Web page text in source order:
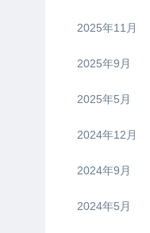
2025年11月
2025年9月
2025年5月
2024年12月
2024年9月
2024年5月